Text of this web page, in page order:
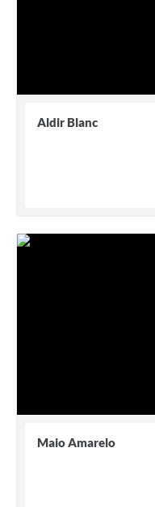
Aldir Blanc
Maio Amarelo